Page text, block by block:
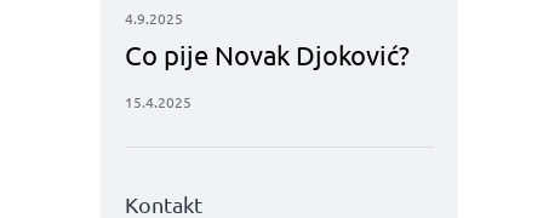
4.9.2025
Co pije Novak Djoković?
15.4.2025
Kontakt